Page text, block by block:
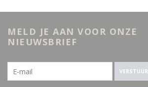
MELD JE AAN VOOR ONZE
NIEUWSBRIEF
VERSTUUR